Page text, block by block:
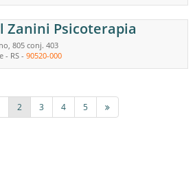
Zanini Psicoterapia
805 conj. 403
- RS - 90520-000
2 3 4 5